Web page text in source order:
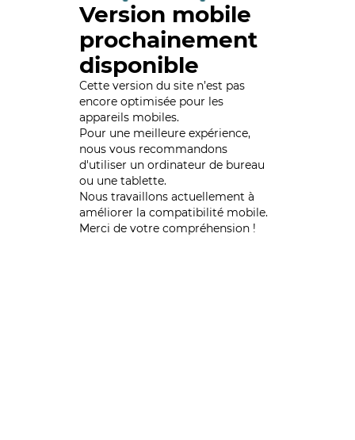
Version mobile
prochainement
disponible
Cette version du site n’est pas
encore optimisée pour les
appareils mobiles.
Pour une meilleure expérience,
nous vous recommandons
d'utiliser un ordinateur de bureau
ou une tablette.
Nous travaillons actuellement à
améliorer la compatibilité mobile.
Merci de votre compréhension !